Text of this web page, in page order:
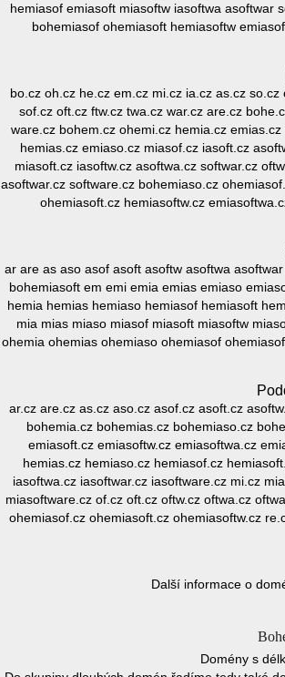
hemiasof emiasoft miasoftw iasoftwa asoftwar
bohemiasof ohemiasoft hemiasoftw
bo.cz oh.cz he.cz em.cz mi.cz ia.cz as.cz
sof.cz oft.cz ftw.cz twa.cz war.cz are.cz
ware.cz bohem.cz ohemi.cz hemia.cz
hemias.cz emiaso.cz miasof.cz iasoft.cz
miasoft.cz iasoftw.cz asoftwa.cz softwar.cz
asoftwar.cz software.cz bohemiaso.cz
ohemiasoft.cz hemiasoftw.cz
ar are as aso asof asoft asoftw asoftwa
bohemiasoft em emi emia emias emiaso
hemia hemias hemiaso hemiasof hemiasoft
mia mias miaso miasof miasoft miasoftw
ohemia ohemias ohemiaso ohemiasof
ar.cz are.cz as.cz aso.cz asof.cz asoft.cz
bohemia.cz bohemias.cz bohemiaso.cz
emiasoft.cz emiasoftw.cz emiasoftwa.cz
hemias.cz hemiaso.cz hemiasof.cz
iasoftwa.cz iasoftwar.cz iasoftware.cz mi.cz
miasoftware.cz of.cz oft.cz oftw.cz oftwa.cz
ohemiasof.cz ohemiasoft.cz ohemiasoftw.cz
Další informace o
Domény s